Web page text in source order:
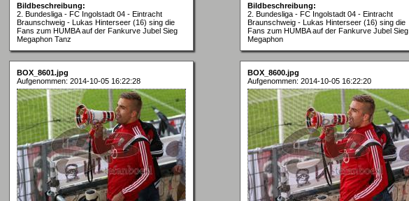
Bildbeschreibung:
2. Bundesliga - FC Ingolstadt 04 - Eintracht
Braunschweig - Lukas Hinterseer (16) sing die
Fans zum HUMBA auf der Fankurve Jubel Sieg
Megaphon Tanz
Bildbeschreibung:
2. Bundesliga - FC Ingolstadt 04 - Eintracht
Braunschweig - Lukas Hinterseer (16) sing die
Fans zum HUMBA auf der Fankurve Jubel Sieg
Megaphon
BOX_8601.jpg
Aufgenommen: 2014-10-05 16:22:28
BOX_8600.jpg
Aufgenommen: 2014-10-05 16:22:20